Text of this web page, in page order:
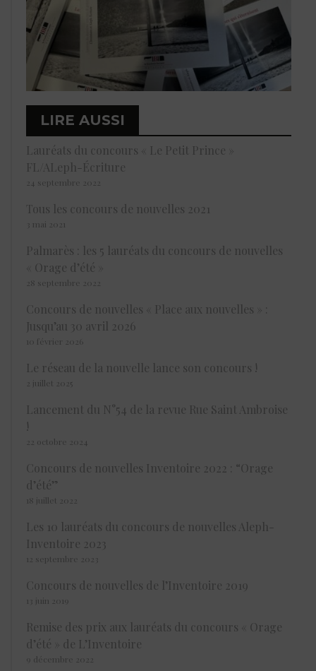
LIRE AUSSI
Lauréats du concours « Le Petit Prince »
FL/ALeph-Écriture
24 septembre 2022
Tous les concours de nouvelles 2021
3 mai 2021
Palmarès : les 5 lauréats du concours de nouvelles
« Orage d’été »
28 septembre 2022
Concours de nouvelles « Place aux nouvelles » :
Jusqu’au 30 avril 2026
10 février 2026
Le réseau de la nouvelle lance son concours !
2 juillet 2025
Lancement du N°54 de la revue Rue Saint Ambroise
!
22 octobre 2024
Concours de nouvelles Inventoire 2022 : “Orage
d’été”
18 juillet 2022
Les 10 lauréats du concours de nouvelles Aleph-
Inventoire 2023
12 septembre 2023
Concours de nouvelles de l’Inventoire 2019
13 juin 2019
Remise des prix aux lauréats du concours « Orage
d’été » de L’Inventoire
9 décembre 2022